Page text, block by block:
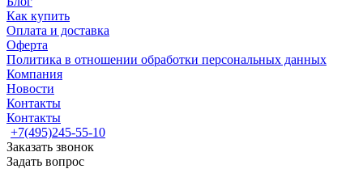
Как купить
Оплата и доставка
Оферта
Политика в отношении обработки персональных данных
Компания
Новости
Контакты
Контакты
+7(495)245-55-10
Заказать звонок
Задать вопрос